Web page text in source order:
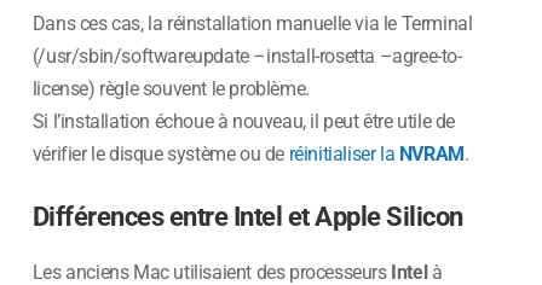
Dans ces cas, la réinstallation manuelle via le Terminal
(/usr/sbin/softwareupdate –install-rosetta –agree-to-
license) règle souvent le problème.
Si l’installation échoue à nouveau, il peut être utile de
vérifier le disque système ou de réinitialiser la NVRAM.
Différences entre Intel et Apple Silicon
Les anciens Mac utilisaient des processeurs Intelà